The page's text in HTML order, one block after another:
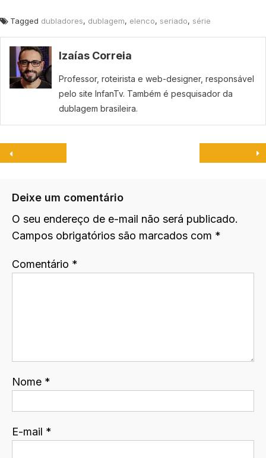
Tagged dubladores, dublagem, elenco, seriado, série
Izaías Correia
Professor, roteirista e web-designer, responsável
pelo site InfanTv. Também é pesquisador da
dublagem brasileira.
Deixe um comentário
O seu endereço de e-mail não será publicado.
Campos obrigatórios são marcados com *
Comentário *
Nome *
E-mail *